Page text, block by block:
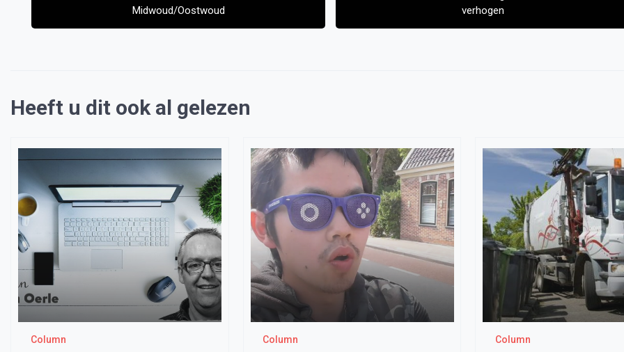
Midwoud/Oostwoud
verhogen
Heeft u dit ook al gelezen
Column Column Column